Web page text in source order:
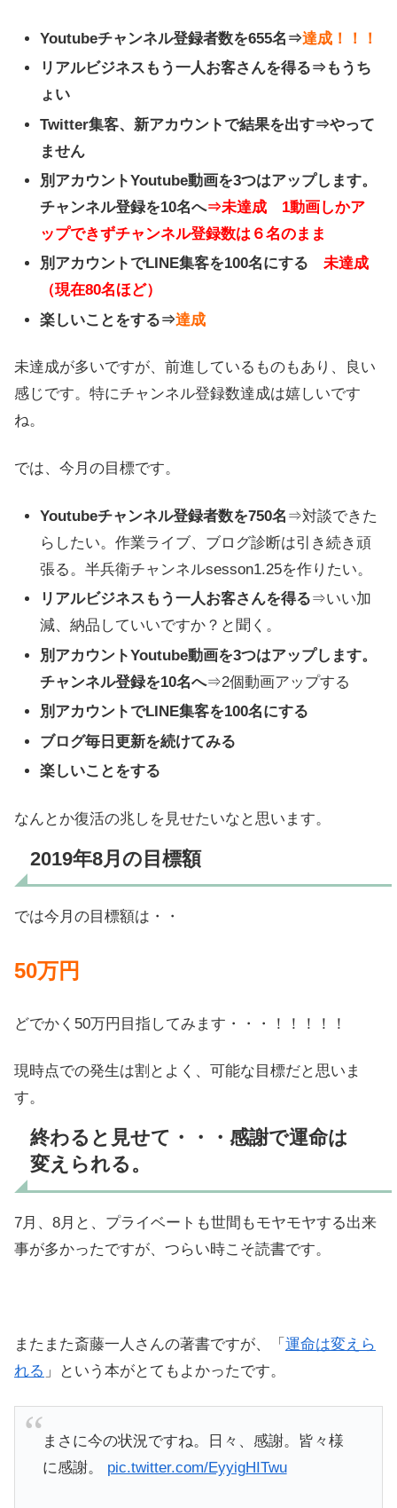
Youtubeチャンネル登録者数を655名⇒達成！！！
リアルビジネスもう一人お客さんを得る⇒もうち
ょい
Twitter集客、新アカウントで結果を出す⇒やって
ません
別アカウントYoutube動画を3つはアップします。
チャンネル登録を10名へ⇒未達成 1動画しかア
ップできずチャンネル登録数は６名のまま
別アカウントでLINE集客を100名にする未達成
（現在80名ほど）
楽しいことをする⇒達成
未達成が多いですが、前進しているものもあり、良い
感じです。特にチャンネル登録数達成は嬉しいです
ね。
では、今月の目標です。
Youtubeチャンネル登録者数を750名 ⇒対談できた
らしたい。作業ライブ、ブログ診断は引き続き頑
張る。半兵衛チャンネルsesson1.25を作りたい。
リアルビジネスもう一人お客さんを得る⇒いい加
減、納品していいですか？と聞く。
別アカウントYoutube動画を3つはアップします。
チャンネル登録を10名へ⇒2個動画アップする
別アカウントでLINE集客を100名にする
ブログ毎日更新を続けてみる
楽しいことをする
なんとか復活の兆しを見せたいなと思います。
2019年8月の目標額
では今月の目標額は・・
50万円
どでかく50万円目指してみます・・・！！！！！
現時点での発生は割とよく、可能な目標だと思いま
す。
終わると見せて・・・感謝で運命は
変えられる。
7月、8月と、プライベートも世間もモヤモヤする出来
事が多かったですが、つらい時こそ読書です。
またまた斎藤一人さんの著書ですが、「 運命は変えら
れる 」という本がとてもよかったです。
まさに今の状況ですね。日々、感謝。皆々様
に感謝。 pic.twitter.com/EyyigHITwu